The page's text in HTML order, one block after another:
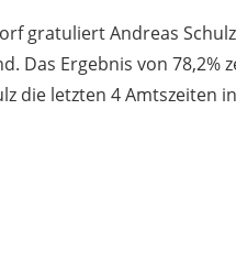
gratuliert Andreas
Das Ergebnis von
die letzten 4 Amtszeiten